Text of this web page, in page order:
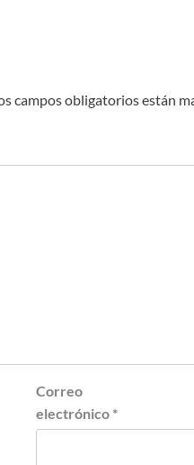
campos obligatorios están
Correo
electrónico *